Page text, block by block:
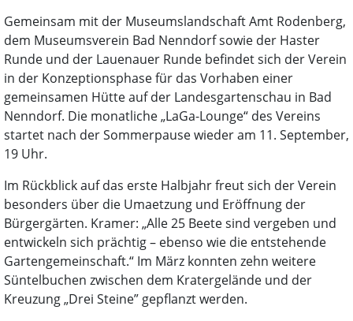
Gemeinsam mit der Museumslandschaft Amt Rodenberg,
dem Museumsverein Bad Nenndorf sowie der Haster
Runde und der Lauenauer Runde befindet sich der Verein
in der Konzeptionsphase für das Vorhaben einer
gemeinsamen Hütte auf der Landesgartenschau in Bad
Nenndorf. Die monatliche „LaGa-Lounge“ des Vereins
startet nach der Sommerpause wieder am 11. September,
19 Uhr.
Im Rückblick auf das erste Halbjahr freut sich der Verein
besonders über die Umaetzung und Eröffnung der
Bürgergärten. Kramer: „Alle 25 Beete sind vergeben und
entwickeln sich prächtig – ebenso wie die entstehende
Gartengemeinschaft.“ Im März konnten zehn weitere
Süntelbuchen zwischen dem Kratergelände und der
Kreuzung „Drei Steine” gepflanzt werden.